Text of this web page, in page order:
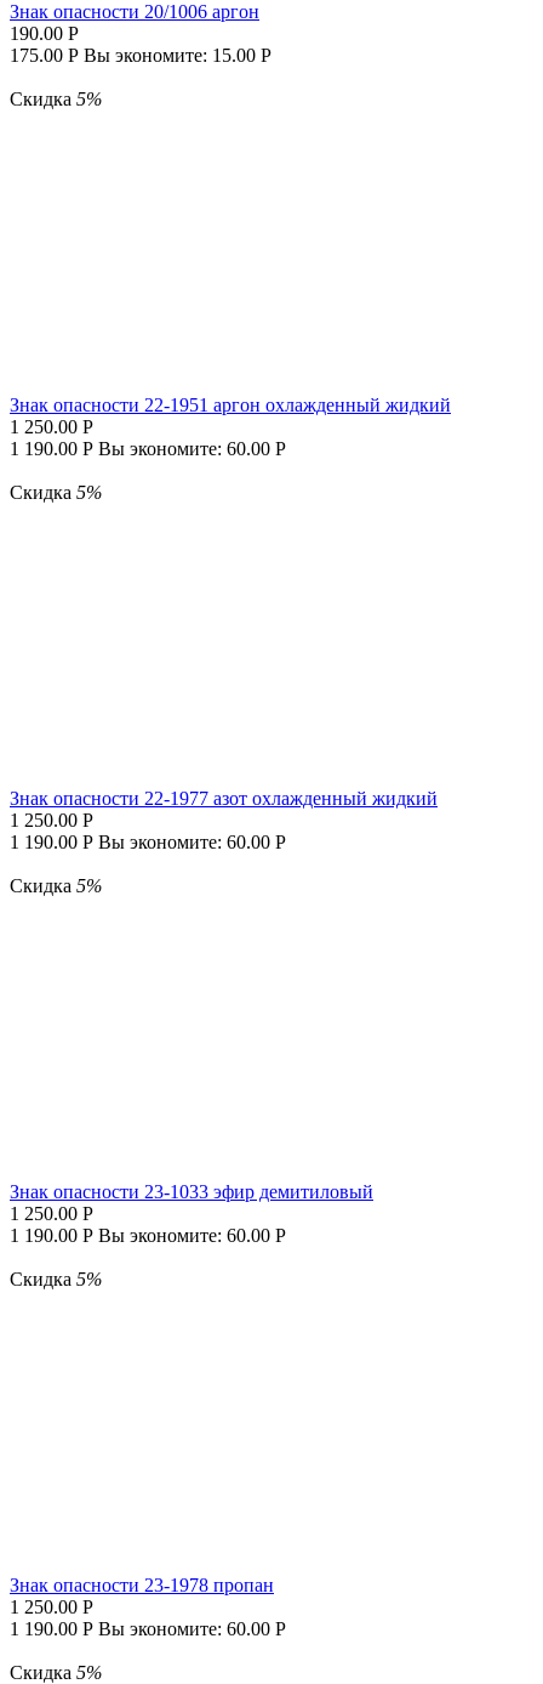
Знак опасности 20/1006 аргон
190.00 Р
175.00 Р Вы экономите: 15.00 Р
Скидка 5%
Знак опасности 22-1951 аргон охлажденный жидкий
1 250.00 Р
1 190.00 Р Вы экономите: 60.00 Р
Скидка 5%
Знак опасности 22-1977 азот охлажденный жидкий
1 250.00 Р
1 190.00 Р Вы экономите: 60.00 Р
Скидка 5%
Знак опасности 23-1033 эфир демитиловый
1 250.00 Р
1 190.00 Р Вы экономите: 60.00 Р
Скидка 5%
Знак опасности 23-1978 пропан
1 250.00 Р
1 190.00 Р Вы экономите: 60.00 Р
Скидка 5%